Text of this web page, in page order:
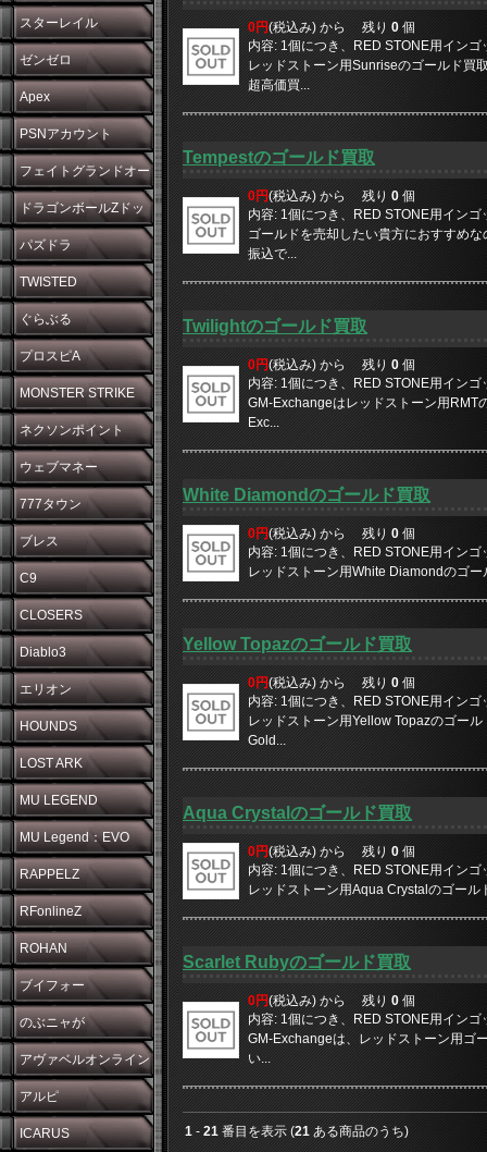
スターレイル
ゼンゼロ
Apex
PSNアカウント
フェイトグランドオー
ダー
ドラゴンボールZドッ
カンバトル
パズドラ
TWISTED
WONDERLAND
ぐらぶる
プロスピA
MONSTER STRIKE
ネクソンポイント
ウェブマネー
777タウン
ブレス
C9
CLOSERS
Diablo3
エリオン
HOUNDS
LOST ARK
MU LEGEND
MU Legend：EVO
RAPPELZ
RFonlineZ
ROHAN
ブイフォー
のぶニャが
アヴァベルオンライン
アルピ
ICARUS
0円(税込み) から 残り 0 個
内容: 1個につき、RED STONE用イン
レッドストーン用Sunriseのゴールド買
超高価買...
Tempestのゴールド買取
0円(税込み) から 残り 0 個
内容: 1個につき、RED STONE用イン
ゴールドを売却したい貴方におすすめ
振込で...
Twilightのゴールド買取
0円(税込み) から 残り0 個
内容: 1個につき、RED STONE用イン
GM-Exchangeはレッドストーン用RMT
Exc...
White Diamondのゴールド買取
0円(税込み) から 残り 0 個
内容: 1個につき、RED STONE用イン
レッドストーン用White Diamondのゴ
Yellow Topazのゴールド買取
0円(税込み) から 残り 0 個
内容: 1個につき、RED STONE用イン
レッドストーン用Yellow Topazのゴー
Gold...
Aqua Crystalのゴールド買取
0円(税込み) から 残り0個
内容: 1個につき、RED STONE用イン
レッドストーン用Aqua Crystalのゴー
Scarlet Rubyのゴールド買取
0円(税込み) から 残り0 個
内容: 1個につき、RED STONE用イン
GM-Exchangeは、レッドストーン用ゴ
い...
1- 21番目を表示 (21 ある商品のうち)